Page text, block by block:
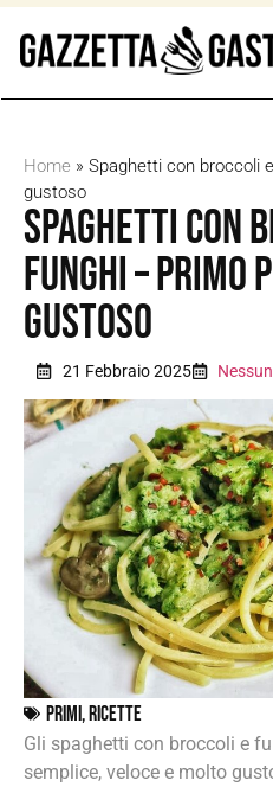
Home » Spaghetti con broccoli
gustoso
Spaghetti con
funghi – primo
gustoso
21 Febbraio 2025
Primi,Ricette
Gli spaghetti con broccoli e
semplice, veloce e molto